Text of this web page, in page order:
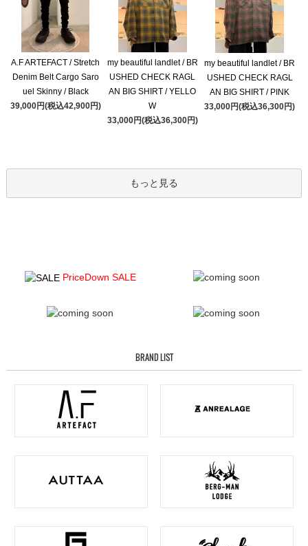
A.F ARTEFACT / Stretch
Denim Belt Cargo Saro
uel Skinny / Black
39,000円(税込42,900円)
my beautiful landlet / BR
USHED CHECK RAGL
AN BIG SHIRT / YELLO
W
33,000円(税込36,300円)
my beautiful landlet / BR
USHED CHECK RAGL
AN BIG SHIRT / PINK
33,000円(税込36,300円)
もっと見る
PriceDown SALE
BRAND LIST